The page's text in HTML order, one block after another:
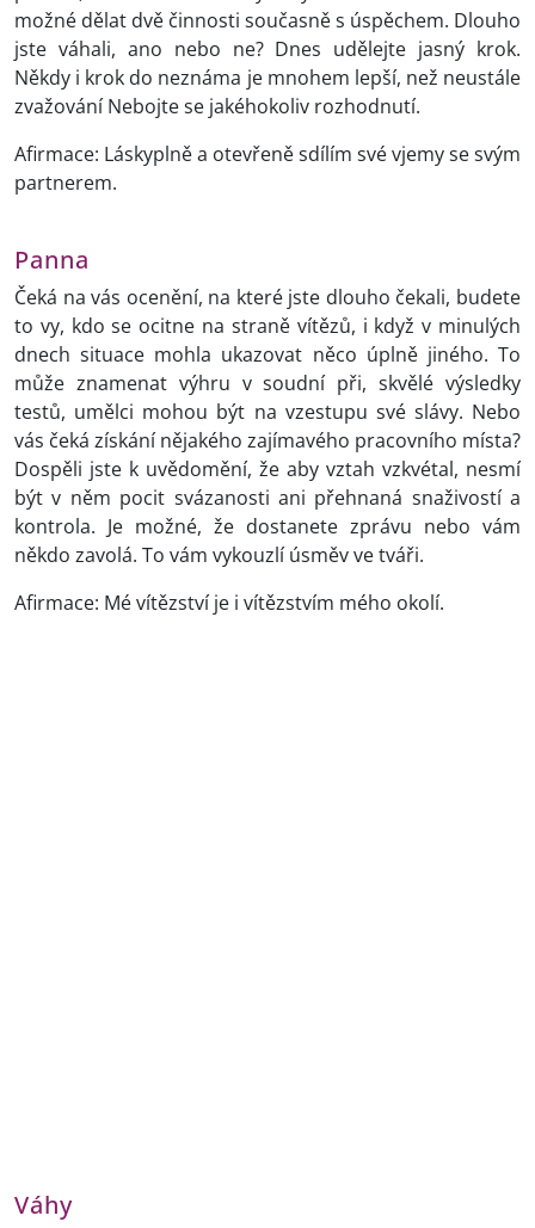
možné dělat dvě činnosti současně s úspěchem. Dlouho
jste váhali, ano nebo ne? Dnes udělejte jasný krok.
Někdy i krok do neznáma je mnohem lepší, než neustále
zvažování Nebojte se jakéhokoliv rozhodnutí.
Afirmace: Láskyplně a otevřeně sdílím své vjemy se svým
partnerem.
Panna
Čeká na vás ocenění, na které jste dlouho čekali, budete
to vy, kdo se ocitne na straně vítězů, i když v minulých
dnech situace mohla ukazovat něco úplně jiného. To
může znamenat výhru v soudní při, skvělé výsledky
testů, umělci mohou být na vzestupu své slávy. Nebo
vás čeká získání nějakého zajímavého pracovního místa?
Dospěli jste k uvědomění, že aby vztah vzkvétal, nesmí
být v něm pocit svázanosti ani přehnaná snaživostí a
kontrola. Je možné, že dostanete zprávu nebo vám
někdo zavolá. To vám vykouzlí úsměv ve tváři.
Afirmace: Mé vítězství je i vítězstvím mého okolí.
Váhy